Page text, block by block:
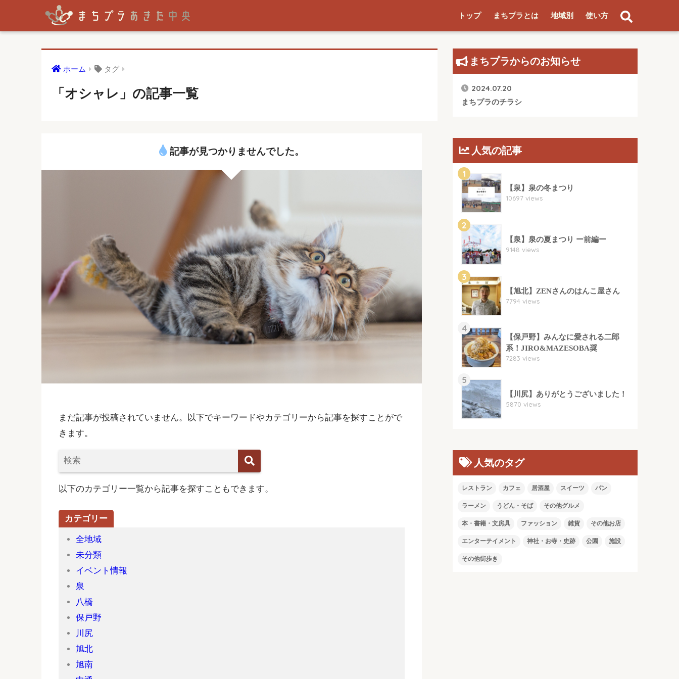
トップ まちプラとは 地域別 使い方
ホーム タグ
「オシャレ」の記事一覧
記事が見つかりませんでした。
まだ記事が投稿されていません。以下でキーワードやカテゴリーから記事を探すことがで
きます。
以下のカテゴリー一覧から記事を探すこともできます。
カテゴリー
全地域
未分類
イベント情報
泉
八橋
保戸野
川尻
旭北
旭南
まちプラからのお知らせ
2024.07.20
まちプラのチラシ
人気の記事
1
【泉】泉の冬まつり
10697 views
2
【泉】泉の夏まつり ー前編ー
9148 views
3
【旭北】ZENさんのはんこ屋さん
7794 views
4
【保戸野】みんなに愛される二郎
系！JIRO&MAZESOBA奨
7283 views
5
【川尻】ありがとうございました！
5870 views
人気のタグ
レストラン カフェ 居酒屋 スイーツ パン
ラーメン うどん・そば その他グルメ
本・書籍・文房具 ファッション 雑貨 その他お店
エンターテイメント 神社・お寺・史跡 公園 施設
その他街歩き